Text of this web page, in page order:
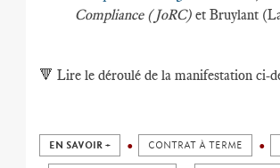
Compliance (JoRC) et Bruylant
🔻 Lire le déroulé de la manifestation ci-
EN SAVOIR + CONTRAT À TERME